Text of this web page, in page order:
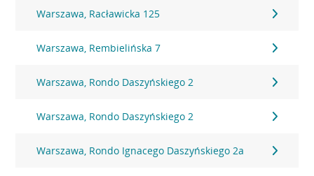
Warszawa, Racławicka 125
Warszawa, Rembielińska 7
Warszawa, Rondo Daszyńskiego 2
Warszawa, Rondo Daszyńskiego 2
Warszawa, Rondo Ignacego Daszyńskiego 2a